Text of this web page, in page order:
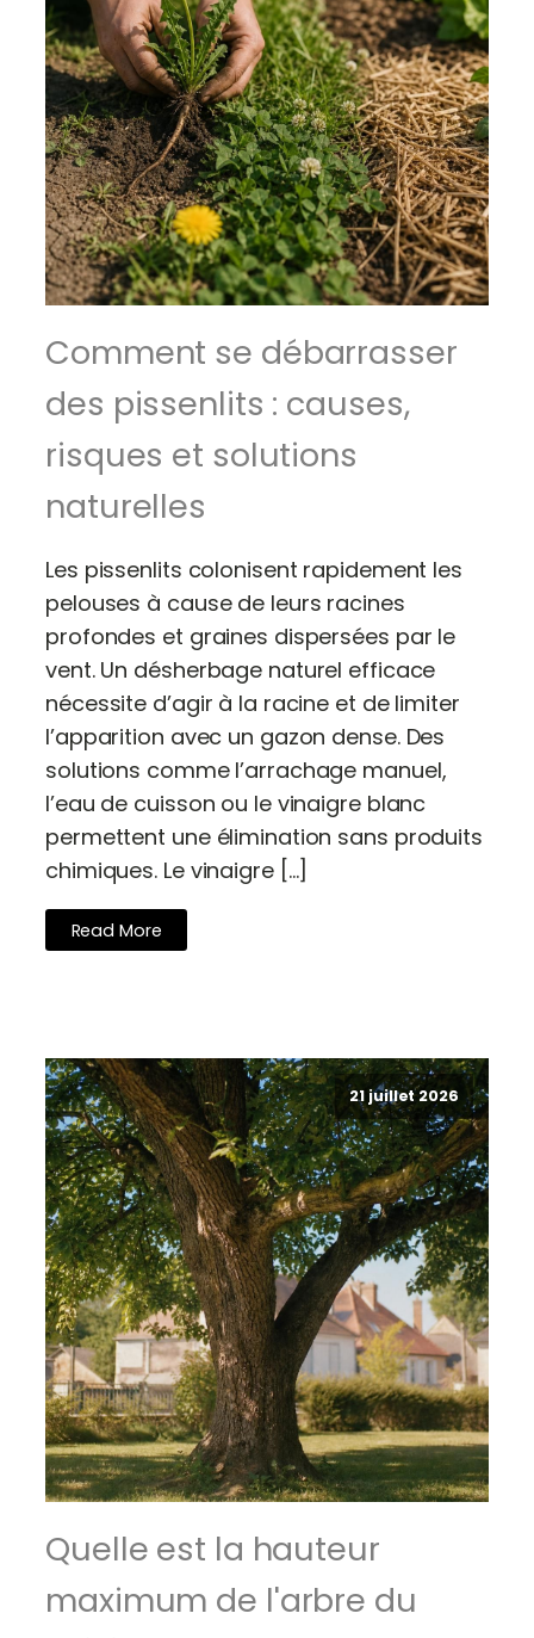
Comment se débarrasser
des pissenlits : causes,
risques et solutions
naturelles
Les pissenlits colonisent rapidement les
pelouses à cause de leurs racines
profondes et graines dispersées par le
vent. Un désherbage naturel efficace
nécessite d’agir à la racine et de limiter
l’apparition avec un gazon dense. Des
solutions comme l’arrachage manuel,
l’eau de cuisson ou le vinaigre blanc
permettent une élimination sans produits
chimiques. Le vinaigre […]
Read More
21 juillet 2026
Quelle est la hauteur
maximum de l'arbre du